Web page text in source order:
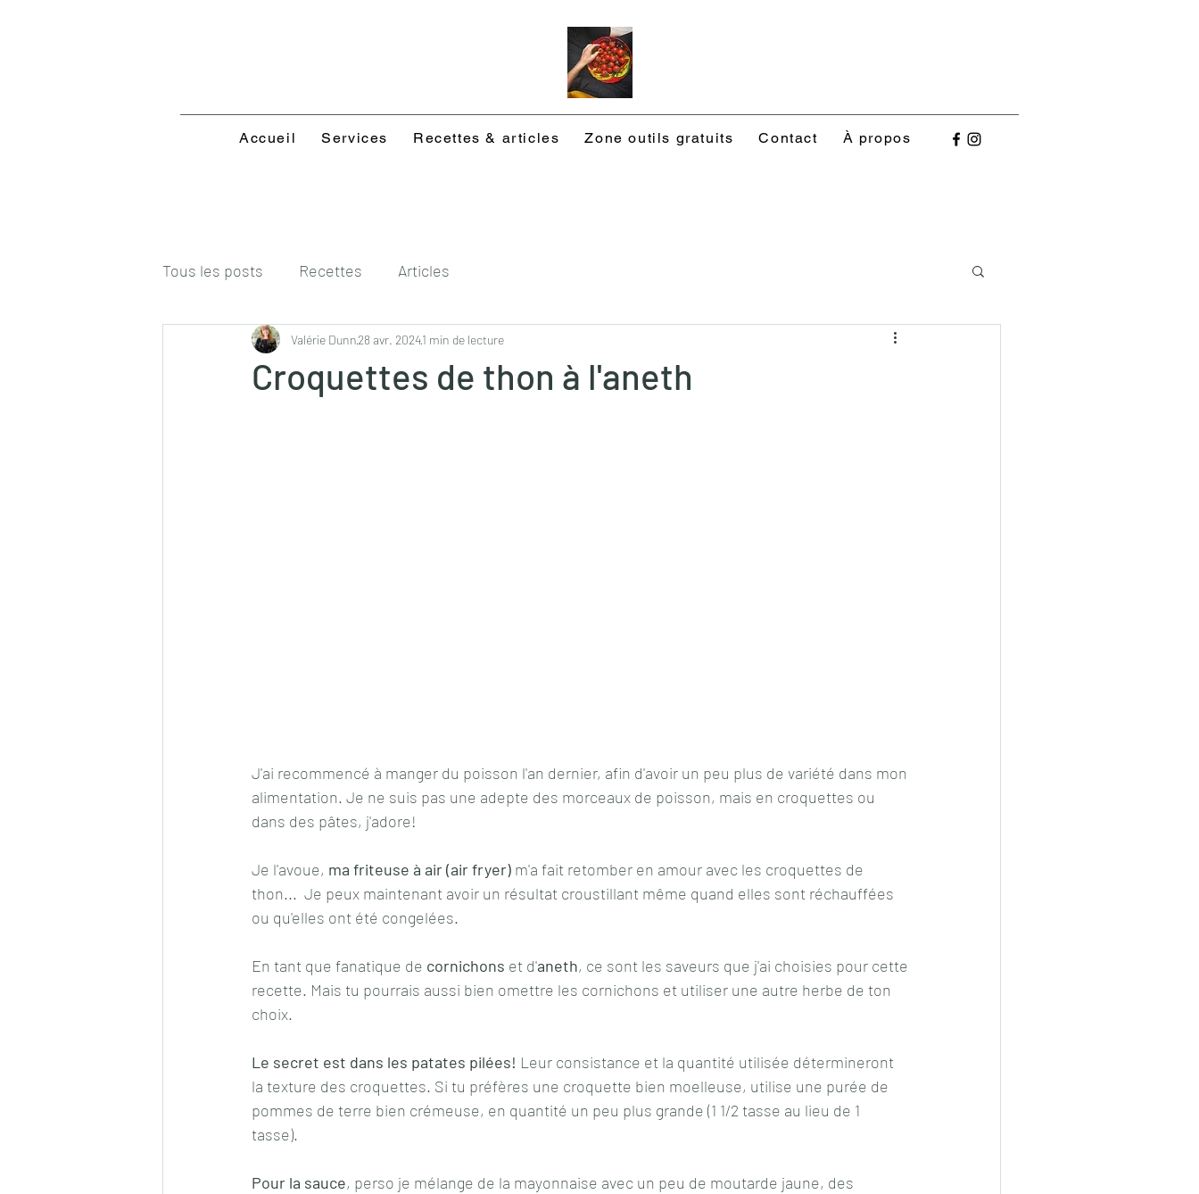
Accueil Services Recettes & articles Zone outils gratuits Contact À propos
Tous les posts Recettes Articles
Croquettes de thon à l'aneth
Valérie Dunn28 avr. 20241 min de lecture
J'ai recommencé à manger du poisson l'an dernier, afin d'avoir un peu plus de variété dans mon
alimentation. Je ne suis pas une adepte des morceaux de poisson, mais en croquettes ou
dans des pâtes, j'adore!
Je l'avoue, ma friteuse à air (air fryer) m'a fait retomber en amour avec les croquettes de
thon...  Je peux maintenant avoir un résultat croustillant même quand elles sont réchauffées
ou qu'elles ont été congelées.
En tant que fanatique de cornichons et d'aneth, ce sont les saveurs que j'ai choisies pour cette
recette. Mais tu pourrais aussi bien omettre les cornichons et utiliser une autre herbe de ton
choix.
Le secret est dans les patates pilées! Leur consistance et la quantité utilisée détermineront
la texture des croquettes. Si tu préfères une croquette bien moelleuse, utilise une purée de
pommes de terre bien crémeuse, en quantité un peu plus grande (1 1/2 tasse au lieu de 1
tasse).
Pour la sauce, perso je mélange de la mayonnaise avec un peu de moutarde jaune, des